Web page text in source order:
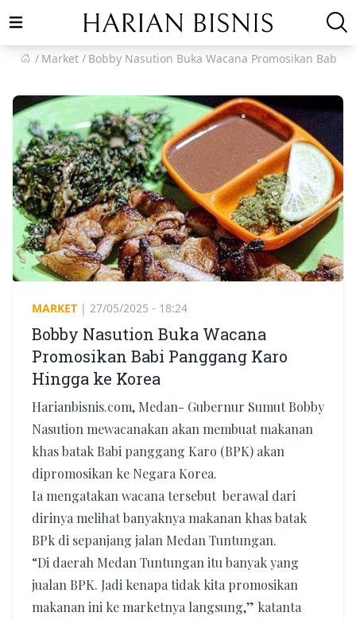
Open main menu
Market
Bobby Nasution Buka Wacana Promosikan Babi
MARKET | 27/05/2025 - 18:24
Bobby Nasution Buka Wacana
Promosikan Babi Panggang Karo
Hingga ke Korea
Harianbisnis.com, Medan- Gubernur Sumut Bobby
Nasution mewacanakan akan membuat makanan
khas batak Babi panggang Karo (BPK) akan
dipromosikan ke Negara Korea.
Ia mengatakan wacana tersebut berawal dari
dirinya melihat banyaknya makanan khas batak
BPk di sepanjang jalan Medan Tuntungan.
“Di daerah Medan Tuntungan itu banyak yang
jualan BPK. Jadi kenapa tidak kita promosikan
makanan ini ke marketnya langsung,” katanta